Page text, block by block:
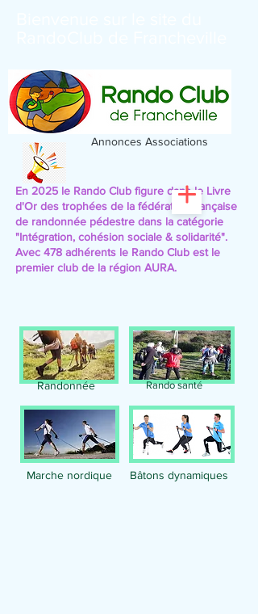
Randonnée Rando santé
Marche nordique Bâtons dynamiques
En 2025 le Rando Club figure dans le Livre
d'Or des trophées de la fédération française
de randonnée pédestre dans la catégorie
"Intégration, cohésion sociale & solidarité".
Avec 478 adhérents le Rando Club est le
premier club de la région AURA.
Annonces Associations